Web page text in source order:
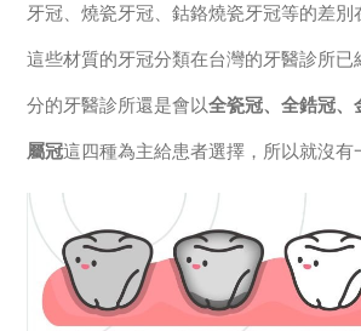
牙冠、燒瓷牙冠、鈷鉻燒瓷牙冠等的差別
這些材質的牙冠分類在台灣的牙醫診所已
分的牙醫診所還是會以全瓷冠、全鋯冠、
屬冠這四種為主給患者選擇，所以就沒有